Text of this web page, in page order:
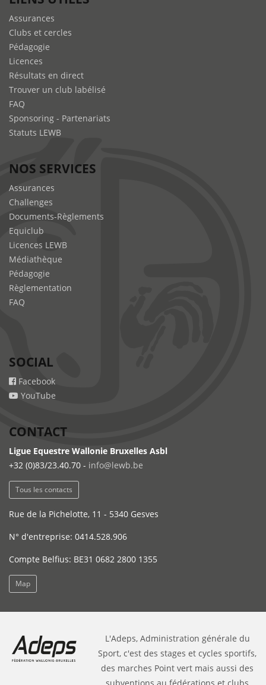
Assurances
Clubs et cercles
Pédagogie
Licences
Résultats en direct
Trouver un club labélisé
FAQ
Sponsoring - Partenariats
Statuts LEWB
NOS SERVICES
Assurances
Challenges
Documents-Règlements
Equiclub
Licences LEWB
Médiathèque
Pédagogie
Règlementation
FAQ
SOCIAL
Facebook
YouTube
CONTACT
Ligue Equestre Wallonie Bruxelles Asbl
+32 (0)83/23.40.70 - info@lewb.be
Tous les contacts
Rue de la Pichelotte, 11 - 5340 Gesves
N° d'entreprise: 0414.528.906
Compte Belfius: BE31 0682 2800 1355
Map
L'Adeps, Administration générale du
Sport, c'est des stages et cycles sportifs,
des marches Point vert mais aussi des